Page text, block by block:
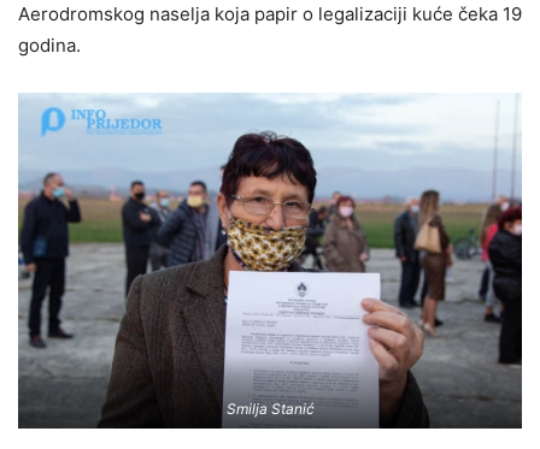
Aerodromskog naselja koja papir o legalizaciji kuće čeka 19
godina.
Smilja Stanić